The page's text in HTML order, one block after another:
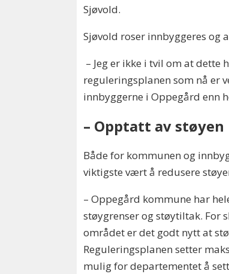
Sjøvold.
Sjøvold roser innbyggeres og
– Jeg er ikke i tvil om at
reguleringsplanen som nå er
innbyggerne i Oppegård enn
– Opptatt av støyen
Både for kommunen og
viktigste vært å redusere
– Oppegård kommune har
støygrenser og støytiltak. For
området er det godt nytt at
Reguleringsplanen setter
mulig for departementet å